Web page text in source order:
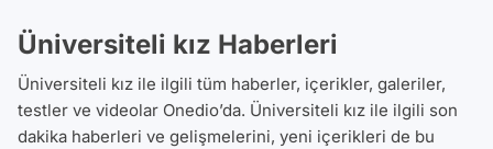
Üniversiteli kız Haberleri
Üniversiteli kız ile ilgili tüm haberler, içerikler, galeriler,
testler ve videolar Onedio’da. Üniversiteli kız ile ilgili son
dakika haberleri ve gelişmelerini, yeni içerikleri de bu